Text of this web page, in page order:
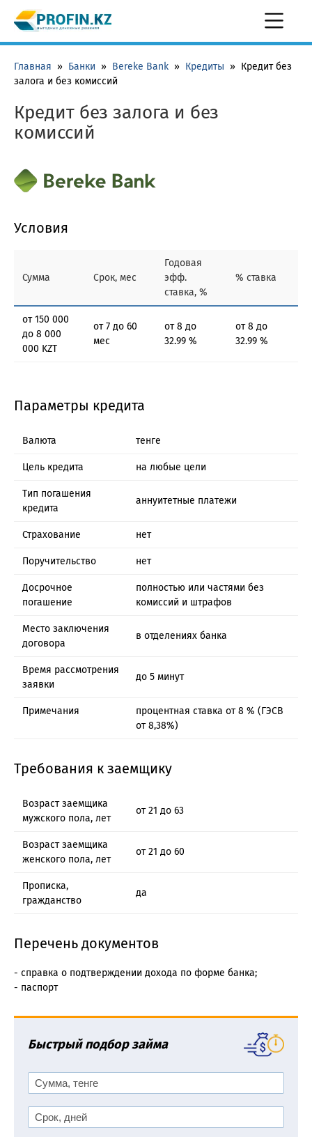
Главная » Банки » Bereke Bank » Кредиты » Кредит без
залога и без комиссий
Кредит без залога и без
комиссий
Условия
Сумма Срок, мес
Годовая
эфф.
ставка, %
% ставка
от 150 000
до 8 000
000 KZT
от 7 до 60
мес
от 8 до
32.99 %
от 8 до
32.99 %
Параметры кредита
Валюта тенге
Цель кредита на любые цели
Тип погашения
кредита
аннуитетные платежи
Страхование нет
Поручительство нет
Досрочное
погашение
полностью или частями без
комиссий и штрафов
Место заключения
договора
в отделениях банка
Время рассмотрения
заявки
до 5 минут
Примечания
процентная ставка от 8 % (ГЭСВ
от 8,38%)
Требования к заемщику
Возраст заемщика
мужского пола, лет
от 21 до 63
Возраст заемщика
женского пола, лет
от 21 до 60
Прописка,
гражданство
да
Перечень документов
- справка о подтверждении дохода по форме банка;
- паспорт
Быстрый подбор займа